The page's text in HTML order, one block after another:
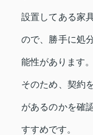
設置してある家
ので、勝手に処
能性があります。
そのため、契約
があるのかを確
すすめです。